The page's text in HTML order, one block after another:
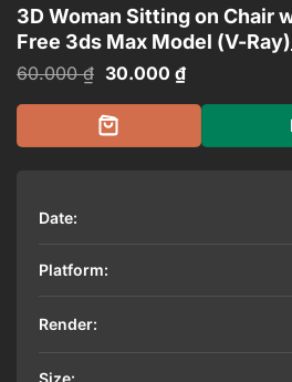
3D Woman Sitting on Chair
Free 3ds Max Model (V-
60.000₫ Giá
là:
60.000 ₫.
30.000 ₫Giá
hiện
tại
30.000 ₫.
Date:
Platform:
Render: